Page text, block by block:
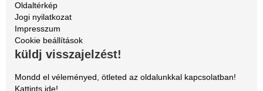
Oldaltérkép
Jogi nyilatkozat
Impresszum
Cookie beállítások
küldj visszajelzést!
Mondd el véleményed, ötleted az oldalunkkal kapcsolatban!
Kattints ide!